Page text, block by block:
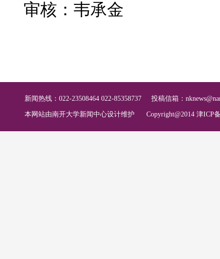
审核：韦承金
新闻热线：022-23508464 022-85358737 投稿信箱：
本网站由南开大学新闻中心设计维护 Copyright@2014 津ICP